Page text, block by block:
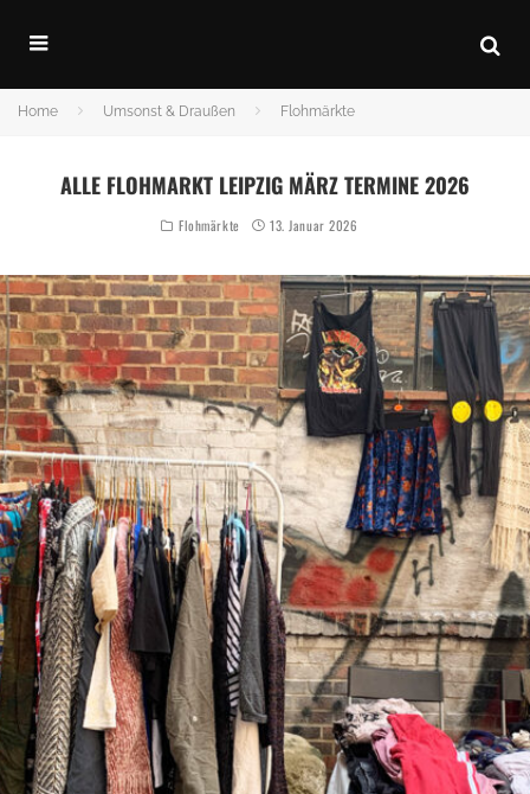
Home Umsonst & Draußen Flohmärkte
ALLE FLOHMARKT LEIPZIG MÄRZ TERMINE 2026
Flohmärkte 13. Januar 2026